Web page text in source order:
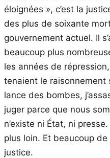
éloignées », c’est la
des plus de soixante
gouvernement actuel. Il
beaucoup plus
les années de
tenaient le raisonnement
lance des bombes,
juger parce que nous
n’existe ni État, ni
plus loin. Et beaucoup
justice.